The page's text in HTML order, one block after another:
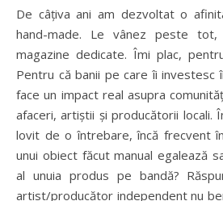
De câțiva ani am dezvoltat o afinitate pentru produsele
hand-made. Le vânez peste tot,
magazine dedicate. Îmi plac,
Pentru că banii pe care îi
face un impact real asupra
afaceri, artiștii și producătorii locali.
lovit de o întrebare, încă frecvent
unui obiect făcut manual egalează
al unuia produs pe bandă?
artist/producător independent nu